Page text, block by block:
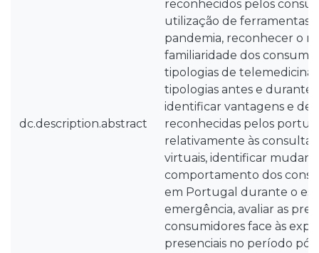
dc.description.abstract
reconhecidos pelos
utilização de ferramentas
pandemia, reconhecer o
familiaridade dos
tipologias de telemedicina
tipologias antes e durante
identificar vantagens e
reconhecidas pelos
relativamente às consultas
virtuais, identificar
comportamento dos
em Portugal durante o
emergência, avaliar as
consumidores face às
presenciais no período